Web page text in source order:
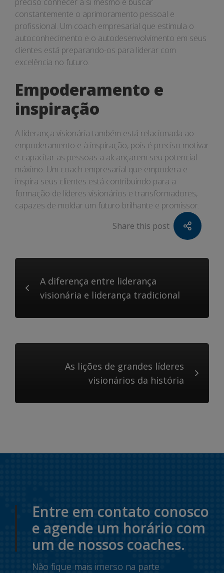
constantemente o aprimoramento pessoal e
profissional. Um coach empresarial que estimula o
autoconhecimento e o autodesenvolvimento em seus
clientes está preparando-os para liderar com
excelência no futuro.
Empoderamento e
inspiração
A liderança visionária também está relacionada ao
empoderamento e à inspiração, pois é preciso motivar
e capacitar as pessoas a alcançarem seu potencial
máximo. Um coach empresarial que empodera e
inspira seus clientes está contribuindo para a
formação de líderes visionários e transformadores,
capazes de moldar um futuro brilhante e promissor.
Share this post
A diferença entre liderança
visionária e liderança tradicional
As lições de grandes líderes
visionários da história
Entre em contato conosco
e agende um horário com
um de nossos coaches.
Não fique mais imerso na parte